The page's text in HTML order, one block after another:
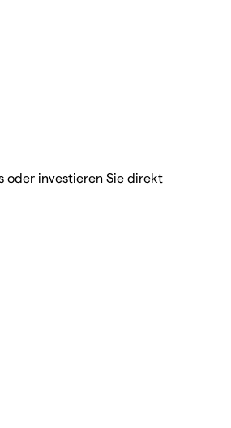
oder investieren Sie direkt